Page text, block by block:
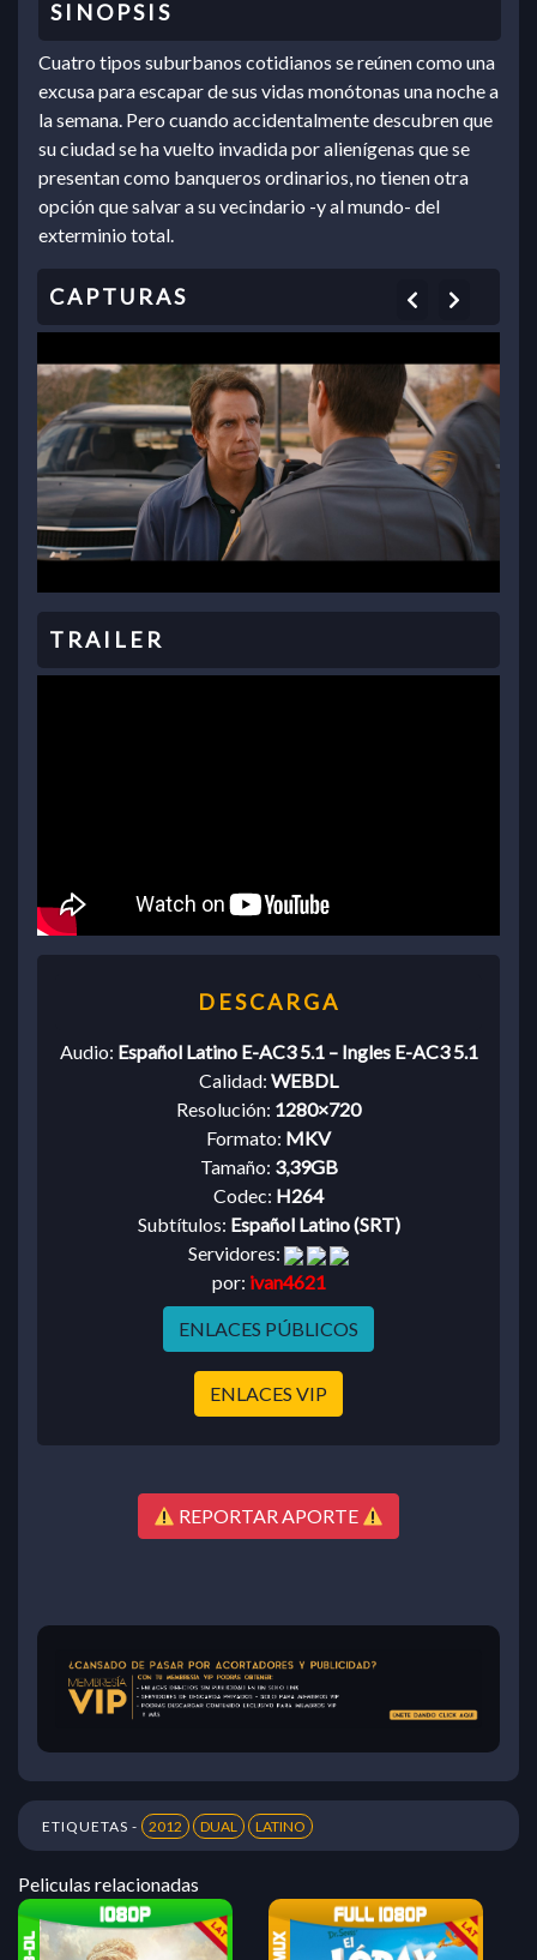
Cuatro tipos suburbanos cotidianos se reúnen como una
excusa para escapar de sus vidas monótonas una noche a
la semana. Pero cuando accidentalmente descubren que
su ciudad se ha vuelto invadida por alienígenas que se
presentan como banqueros ordinarios, no tienen otra
opción que salvar a su vecindario -y al mundo- del
exterminio total.
Previous
Audio: Español Latino E-AC3 5.1 – Ingles E-AC3 5.1
Calidad: WEBDL
Resolución: 1280×720
Formato: MKV
Tamaño: 3,39GB
Codec: H264
Subtítulos: Español Latino (SRT)
Servidores:
por: ivan4621
ENLACES PÚBLICOS
ENLACES VIP
REPORTAR APORTE
ETIQUETAS - 2012 DUAL LATINO
Peliculas relacionadas